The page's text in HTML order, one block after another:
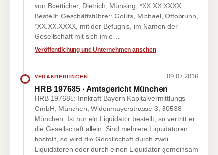
von Boetticher, Dietrich, Münsing, *XX.XX.XXXX.
Bestellt: Geschäftsführer: Gollits, Michael, Ottobrunn,
*XX.XX.XXXX, mit der Befugnis, im Namen der
Gesellschaft mit sich im e…
Veröffentlichung und Unternehmen ansehen
VERÄNDERUNGEN 09.07.2016
HRB 197685 · Amtsgericht München
HRB 197685: Innkraft Bayern Kapitalvermittlungs
GmbH, München, Widenmayerstrasse 3, 80538
München. Ist nur ein Liquidator bestellt, so vertritt er
die Gesellschaft allein. Sind mehrere Liquidatoren
bestellt, so wird die Gesellschaft durch zwei
Liquidatoren oder durch einen Liquidator gemeinsam